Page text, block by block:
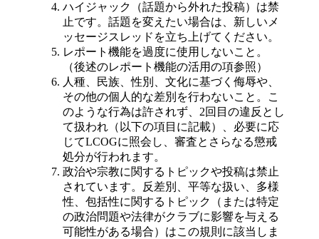
ハイジャック（話題から外れた投稿）は禁
止です。話題を変えたい場合は、新しいメ
ッセージスレッドを立ち上げてください。
レポート機能を過度に使用しないこと。
（後述のレポート機能の活用の項参照）
人種、民族、性別、文化に基づく侮辱や、
その他の個人的な差別を行わないこと。こ
のような行為は許されず、2回目の違反とし
て扱われ（以下の項目に記載）、必要に応
じてLCOGに照会し、審査とさらなる懲戒
処分が行われます。
政治や宗教に関するトピックや投稿は禁止
されています。反差別、平等な扱い、多様
性、包括性に関するトピック（または特定
の政治問題や法律がクラブに影響を与える
可能性がある場合）はこの規則に該当しま